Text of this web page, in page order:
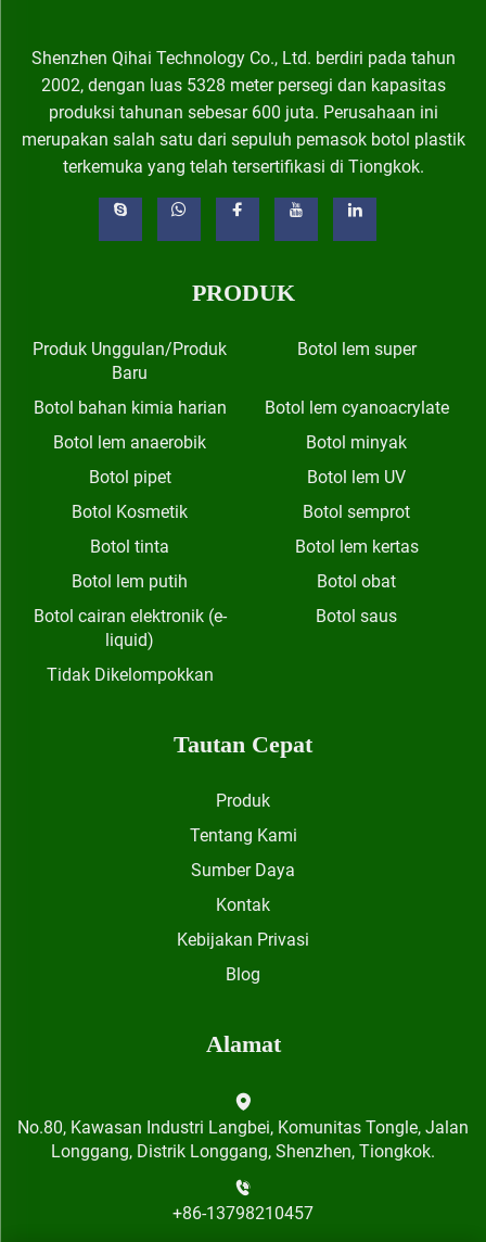
Shenzhen Qihai Technology Co., Ltd. berdiri pada tahun
2002, dengan luas 5328 meter persegi dan kapasitas
produksi tahunan sebesar 600 juta. Perusahaan ini
merupakan salah satu dari sepuluh pemasok botol plastik
terkemuka yang telah tersertifikasi di Tiongkok.
PRODUK
Produk Unggulan/Produk
Baru
Botol lem super
Botol bahan kimia harian
Botol lem cyanoacrylate
Botol lem anaerobik
Botol minyak
Botol pipet
Botol lem UV
Botol Kosmetik
Botol semprot
Botol tinta
Botol lem kertas
Botol lem putih
Botol obat
Botol cairan elektronik (e-
liquid)
Botol saus
Tidak Dikelompokkan
Tautan Cepat
Produk
Tentang Kami
Sumber Daya
Kontak
Kebijakan Privasi
Blog
Alamat
No.80, Kawasan Industri Langbei, Komunitas Tongle, Jalan
Longgang, Distrik Longgang, Shenzhen, Tiongkok.
+86-13798210457